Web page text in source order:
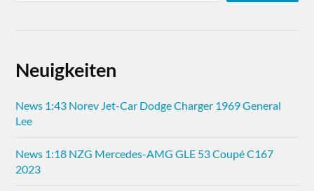
Neuigkeiten
News 1:43 Norev Jet-Car Dodge Charger 1969 General
Lee
News 1:18 NZG Mercedes-AMG GLE 53 Coupé C167
2023